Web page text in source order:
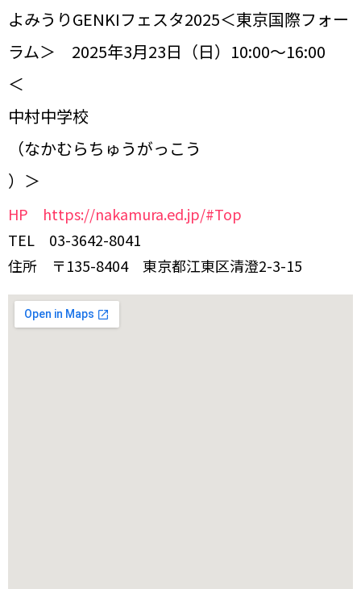
よみうりGENKIフェスタ2025＜東京国際フォー
ラム＞ 2025年3月23日（日）10:00～16:00
＜
中村中学校
（なかむらちゅうがっこう
）＞
HP https://nakamura.ed.jp/#Top
TEL 03-3642-8041
住所 〒135-8404 東京都江東区清澄2-3-15